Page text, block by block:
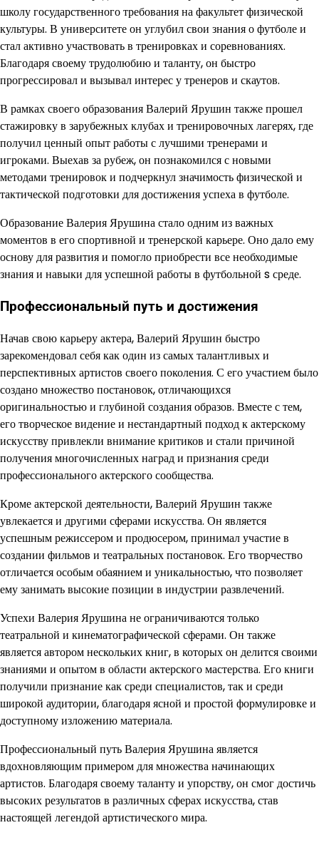
школу государственного требования на факультет физической
культуры. В университете он углубил свои знания о футболе и
стал активно участвовать в тренировках и соревнованиях.
Благодаря своему трудолюбию и таланту, он быстро
прогрессировал и вызывал интерес у тренеров и скаутов.
В рамках своего образования Валерий Ярушин также прошел
стажировку в зарубежных клубах и тренировочных лагерях, где
получил ценный опыт работы с лучшими тренерами и
игроками. Выехав за рубеж, он познакомился с новыми
методами тренировок и подчеркнул значимость физической и
тактической подготовки для достижения успеха в футболе.
Образование Валерия Ярушина стало одним из важных
моментов в его спортивной и тренерской карьере. Оно дало ему
основу для развития и помогло приобрести все необходимые
знания и навыки для успешной работы в футбольной s среде.
Профессиональный путь и достижения
Начав свою карьеру актера, Валерий Ярушин быстро
зарекомендовал себя как один из самых талантливых и
перспективных артистов своего поколения. С его участием было
создано множество постановок, отличающихся
оригинальностью и глубиной создания образов. Вместе с тем,
его творческое видение и нестандартный подход к актерскому
искусству привлекли внимание критиков и стали причиной
получения многочисленных наград и признания среди
профессионального актерского сообщества.
Кроме актерской деятельности, Валерий Ярушин также
увлекается и другими сферами искусства. Он является
успешным режиссером и продюсером, принимал участие в
создании фильмов и театральных постановок. Его творчество
отличается особым обаянием и уникальностью, что позволяет
ему занимать высокие позиции в индустрии развлечений.
Успехи Валерия Ярушина не ограничиваются только
театральной и кинематографической сферами. Он также
является автором нескольких книг, в которых он делится своими
знаниями и опытом в области актерского мастерства. Его книги
получили признание как среди специалистов, так и среди
широкой аудитории, благодаря ясной и простой формулировке и
доступному изложению материала.
Профессиональный путь Валерия Ярушина является
вдохновляющим примером для множества начинающих
артистов. Благодаря своему таланту и упорству, он смог достичь
высоких результатов в различных сферах искусства, став
настоящей легендой артистического мира.